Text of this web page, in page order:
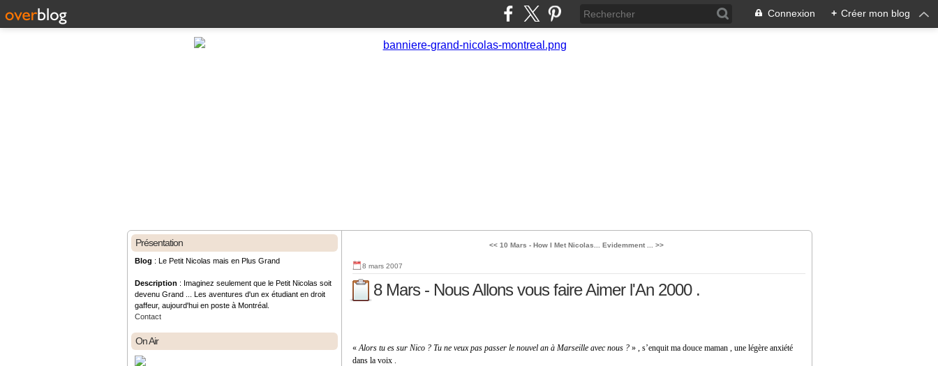
Connexion + Créer mon blog
Présentation
Blog : Le Petit Nicolas mais en Plus Grand
Description : Imaginez seulement que le Petit Nicolas soit
devenu Grand ... Les aventures d'un ex étudiant en droit
gaffeur, aujourd'hui en poste à Montréal.
Contact
On Air
<< 10 Mars - How I Met Nicolas... Evidemment ... >>
8 mars 2007
8 Mars - Nous Allons vous faire Aimer l'An 2000 .
«Alors tu es sur Nico ? Tu ne veux pas passer le nouvel an à Marseille avec nous ? » , s’enquit ma douce maman , une légère anxiété
dans la voix .